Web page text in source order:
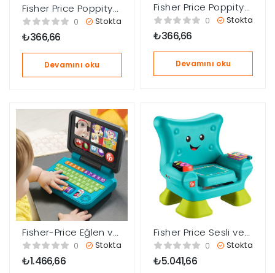
Fisher Price Poppity
Araçlar – Mavi Fil
CMV98
0 Stokta
₺366,66
Devamını oku
Fisher Price Poppity
Araçlar -Turuncu
Aslan CMV97
0 Stokta
₺366,66
Devamını oku
Fisher-Price Eğlen ve
Öğren İlk
Bilgisayarım HHH08
0 Stokta
₺1.466,66
Fisher Price Sesli ve
Işıklı Yaşa Göre
Gelişim İlk Koltuğum
JGK94
0 Stokta
₺5.041,66